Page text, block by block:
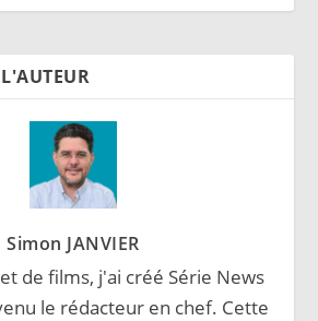
Simon JANVIER
de films, j'ai créé Série News
le rédacteur en chef. Cette